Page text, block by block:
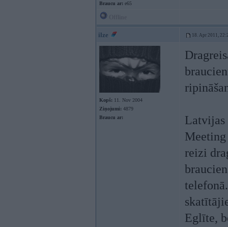
Braucu ar: e65
ilze 18. Apr 2011,
Kopš: 11. Nov 2004
Ziņojumi: 4879
Braucu ar:
Latvijas
reizi
Eglīte,